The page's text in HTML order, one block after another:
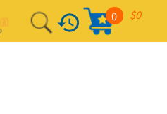
history $0
0